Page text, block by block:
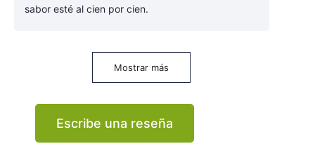
sabor esté al cien por cien.
Mostrar más
Escribe una reseña